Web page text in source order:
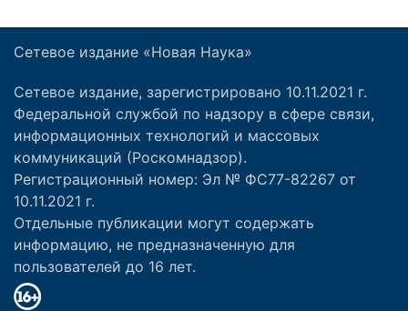
Сетевое издание «Новая Наука»
Сетевое издание, зарегистрировано 10.11.2021 г.
Федеральной службой по надзору в сфере связи,
информационных технологий и массовых
коммуникаций (Роскомнадзор).
Регистрационный номер: Эл № ФС77-82267 от
10.11.2021 г.
Отдельные публикации могут содержать
информацию, не предназначенную для
пользователей до 16 лет.